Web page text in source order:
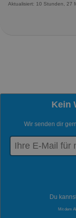
Aktualisiert: 10 Stunden, 27
Kein
Wir senden dir
Du
Mit dem